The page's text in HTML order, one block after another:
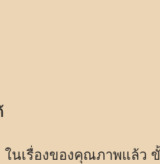
นเรื่องของคุณภาพแล้ว